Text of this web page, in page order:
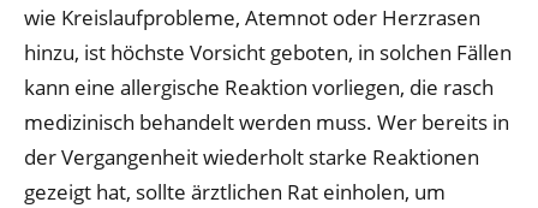
wie Kreislaufprobleme, Atemnot oder Herzrasen
hinzu, ist höchste Vorsicht geboten, in solchen Fällen
kann eine allergische Reaktion vorliegen, die rasch
medizinisch behandelt werden muss. Wer bereits in
der Vergangenheit wiederholt starke Reaktionen
gezeigt hat, sollte ärztlichen Rat einholen, um